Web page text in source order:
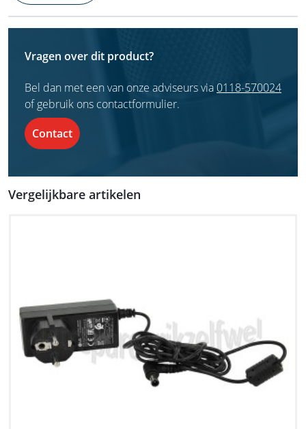
Vragen over dit product?
Bel dan met een van onze adviseurs via0118-570024
of gebruik ons contactformulier.
Contact
Vergelijkbare artikelen